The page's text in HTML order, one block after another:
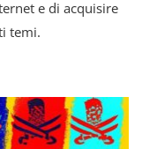
e di acquisire
temi.